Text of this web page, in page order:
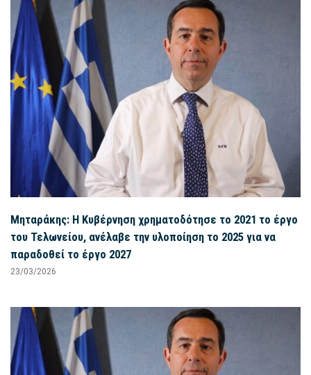
Μηταράκης: Η Κυβέρνηση χρηματοδότησε το 2021 το έργο
του Τελωνείου, ανέλαβε την υλοποίηση το 2025 για να
παραδοθεί το έργο 2027
23/03/2026